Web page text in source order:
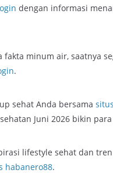
dengan informasi
fakta minum air, saatnya
.
sehat Anda bersama
Juni 2026 bikin
lifestyle sehat dan
habanero88.